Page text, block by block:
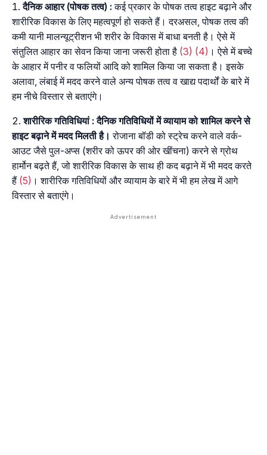
दैनिक आहार (पोषक तत्व) :कई प्रकार के पोषक तत्व हाइट बढ़ाने और
शारीरिक विकास के लिए महत्वपूर्ण हो सकते हैं। दरअसल, पोषक तत्व की
कमी यानी मालन्यूट्रीशन भी शरीर के विकास में बाधा बनती है। ऐसे में
संतुलित आहार का सेवन किया जाना जरूरी होता है (3) (4) । ऐसे में बच्चे
के आहार में पनीर व फलियों आदि को शामिल किया जा सकता है। इसके
अलावा, लंबाई में मदद करने वाले अन्य पोषक तत्व व खाद्य पदार्थों के बारे में
हम नीचे विस्तार से बताएंगे।
शारीरिक गतिविधियां : दैनिक गतिविधियों में व्यायाम को शामिल करने से
हाइट बढ़ाने में मदद मिलती है। रोजाना बॉडी को स्ट्रेच करने वाले वर्क-
आउट जैसे पुल-अप्स (शरीर को ऊपर की ओर खींचना) करने से ग्रोथ
हार्मोन बढ़ते हैं, जो शारीरिक विकास के साथ ही कद बढ़ाने में भी मदद करते
हैं (5) । शारीरिक गतिविधियों और व्यायाम के बारे में भी हम लेख में आगे
विस्तार से बताएंगे।